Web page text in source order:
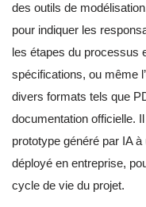
des outils de
pour indiquer les
les étapes du processus
spécifications, ou même
divers formats tels que
documentation officielle. Il
prototype généré par IA
déployé en entreprise,
cycle de vie du projet.